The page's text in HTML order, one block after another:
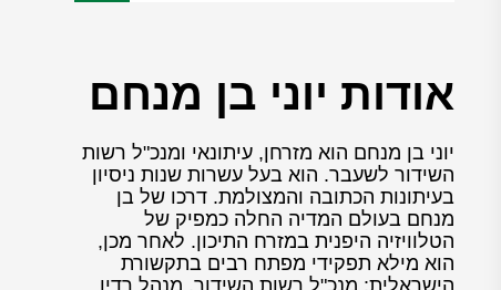
אודות יוני בן מנחם
יוני בן מנחם הוא מזרחן, עיתונאי ומנכ"ל רשות
השידור לשעבר. הוא בעל עשרות שנות ניסיון
בעיתונות הכתובה והמצולמת. דרכו של בן
מנחם בעולם המדיה החלה כמפיק של
הטלוויזיה היפנית במזרח התיכון. לאחר מכן,
הוא מילא תפקידי מפתח רבים בתקשורת